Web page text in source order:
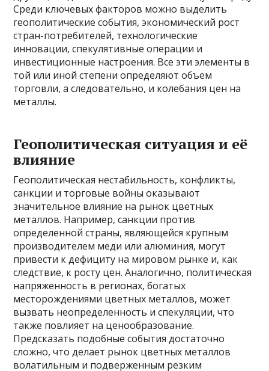
Среди ключевых факторов можно выделить
геополитические события, экономический рост
стран-потребителей, технологические
инновации, спекулятивные операции и
инвестиционные настроения. Все эти элементы в
той или иной степени определяют объем
торговли, а следовательно, и колебания цен на
металлы.
Геополитическая ситуация и её
влияние
Геополитическая нестабильность, конфликты,
санкции и торговые войны оказывают
значительное влияние на рынок цветных
металлов. Например, санкции против
определенной страны, являющейся крупным
производителем меди или алюминия, могут
привести к дефициту на мировом рынке и, как
следствие, к росту цен. Аналогично, политическая
напряженность в регионах, богатых
месторождениями цветных металлов, может
вызвать неопределенность и спекуляции, что
также повлияет на ценообразование.
Предсказать подобные события достаточно
сложно, что делает рынок цветных металлов
волатильным и подверженным резким